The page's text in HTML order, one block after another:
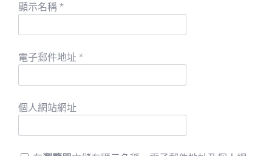
顯示名稱 *
電子郵件地址 *
個人網站網址